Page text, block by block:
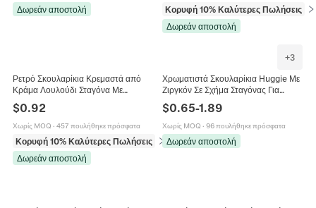
Δωρεάν αποστολή Κορυφή 10% Καλύτερες Πωλήσεις
Δωρεάν αποστολή
Ρετρό Σκουλαρίκια Κρεμαστά από
Κράμα Λουλούδι Σταγόνα Με
Τεχνητό Τυρκουάζ Μποέμ Έθνικ Στυλ
Γεωμετρικά Κοσμήματα για Γυναίκες
$0.92
Χωρίς MOQ · 457 πουλήθηκε πρόσφατα
Κορυφή 10% Καλύτερες Πωλήσεις
σε Σκουλαρίκια
Δωρεάν αποστολή
+3
Χρωματιστά Σκουλαρίκια Huggie Με
Ζιργκόν Σε Σχήμα Σταγόνας Για
Γυναίκες Χάλκινα Γεωμετρικά
Μινιμαλιστικά Κοσμήματα
$0.65-1.89
Χωρίς MOQ · 96 πουλήθηκε πρόσφατα
Δωρεάν αποστολή